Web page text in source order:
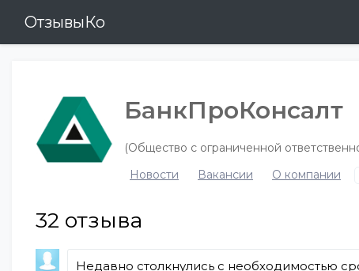
ОтзывыКо
БанкПроКонсалт
(Общество с ограниченной
Новости
Вакансии О компании
32 отзыва
Недавно столкнулись с необходимостью